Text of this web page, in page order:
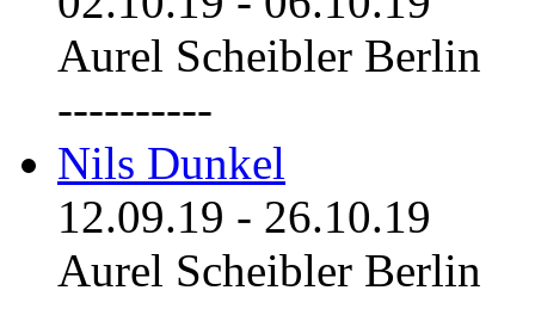
Aurel Scheibler Berlin
----------
Nils Dunkel
12.09.19 - 26.10.19
Aurel Scheibler Berlin